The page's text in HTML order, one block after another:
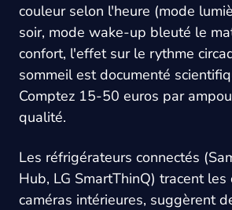
couleur selon l'heure (mode
soir, mode wake-up bleuté le
confort, l'effet sur le rythme
sommeil est documenté
Comptez 15-50 euros par
qualité.
Les réfrigérateurs connectés
Hub, LG SmartThinQ) tracent les
caméras intérieures, suggèrent